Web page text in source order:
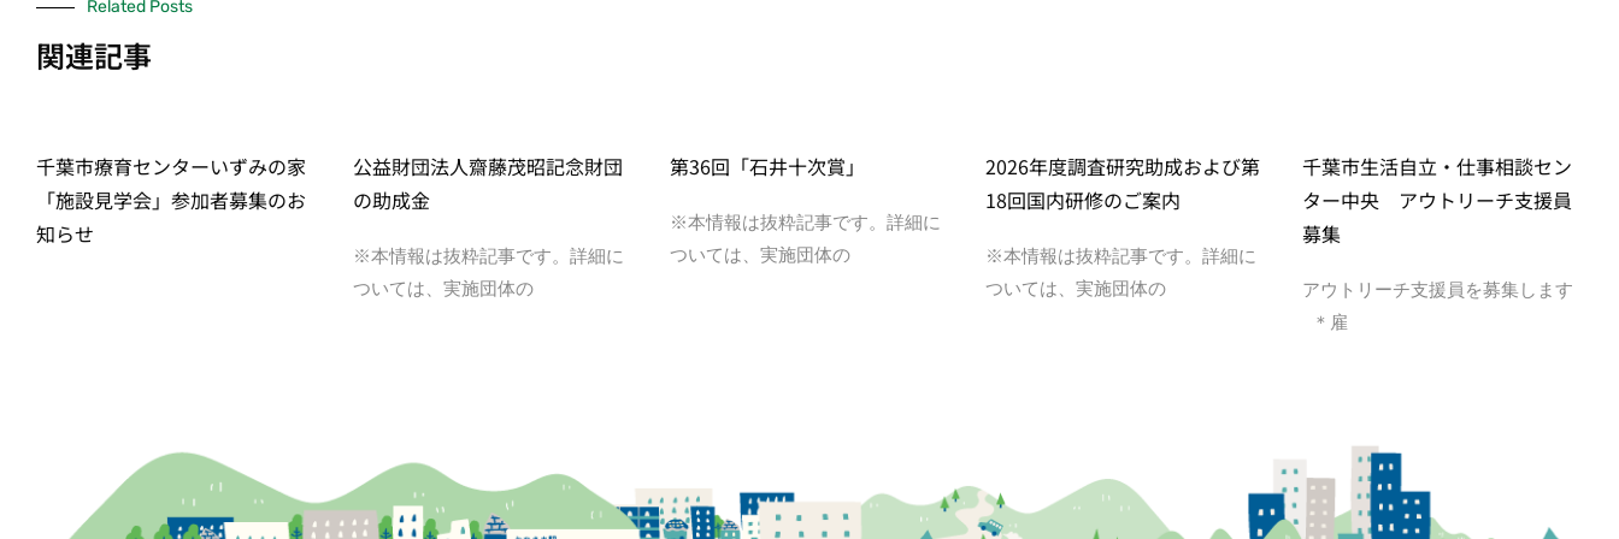
Related Posts
関連記事
千葉市療育センターいずみの家
「施設見学会」参加者募集のお
知らせ
公益財団法人齋藤茂昭記念財団
の助成金
※本情報は抜粋記事です。詳細に
ついては、実施団体の
第36回「石井十次賞」
※本情報は抜粋記事です。詳細に
ついては、実施団体の
2026年度調査研究助成および第
18回国内研修のご案内
※本情報は抜粋記事です。詳細に
ついては、実施団体の
千葉市生活自立・仕事相談セン
ター中央 アウトリーチ支援員
募集
アウトリーチ支援員を募集します
＊雇